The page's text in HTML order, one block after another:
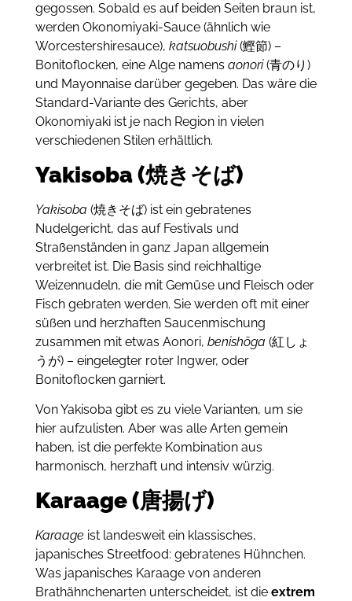
gegossen. Sobald es auf beiden Seiten braun ist,
werden Okonomiyaki-Sauce (ähnlich wie
Worcestershiresauce), katsuobushi(鰹節) –
Bonitoflocken, eine Alge namens aonori(青のり)
und Mayonnaise darüber gegeben. Das wäre die
Standard-Variante des Gerichts, aber
Okonomiyaki ist je nach Region in vielen
verschiedenen Stilen erhältlich.
Yakisoba (焼きそば)
Yakisoba (焼きそば) ist ein gebratenes
Nudelgericht, das auf Festivals und
Straßenständen in ganz Japan allgemein
verbreitet ist. Die Basis sind reichhaltige
Weizennudeln, die mit Gemüse und Fleisch oder
Fisch gebraten werden. Sie werden oft mit einer
süßen und herzhaften Saucenmischung
zusammen mit etwas Aonori, benishōga (紅しょ
うが) – eingelegter roter Ingwer, oder
Bonitoflocken garniert.
Von Yakisoba gibt es zu viele Varianten, um sie
hier aufzulisten. Aber was alle Arten gemein
haben, ist die perfekte Kombination aus
harmonisch, herzhaft und intensiv würzig.
Karaage (唐揚げ)
Karaage ist landesweit ein klassisches,
japanisches Streetfood: gebratenes Hühnchen.
Was japanisches Karaage von anderen
Brathähnchenarten unterscheidet, ist die extrem